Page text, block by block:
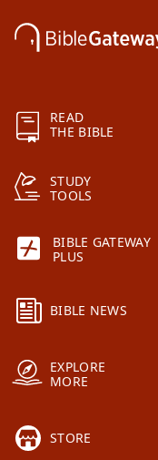
READ
THE BIBLE
STUDY
TOOLS
BIBLE GATEWAY
PLUS
BIBLE NEWS
EXPLORE
MORE
STORE